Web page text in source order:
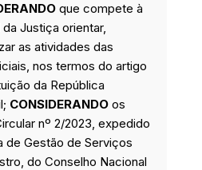
que compete à
Justiça orientar,
as atividades das
nos termos do artigo
da República
CONSIDERANDO os
nº 2/2023, expedido
de Gestão de Serviços
do Conselho Nacional